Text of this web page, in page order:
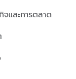
และการตลาด